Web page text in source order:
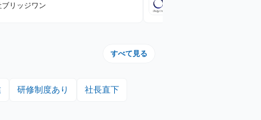
リッジワン
すべて見る
研修制度あり 社長直下